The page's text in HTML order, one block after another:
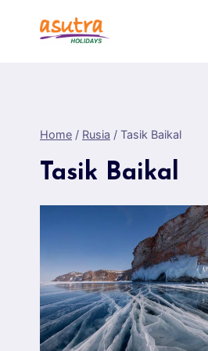
Home / Rusia / Tasik Baikal
Tasik Baikal